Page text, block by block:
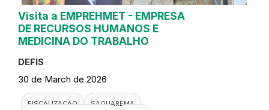
Visita a EMPREHMET - EMPRESA
DE RECURSOS HUMANOS E
MEDICINA DO TRABALHO
DEFIS
30 de March de 2026
FISCALIZACAO
SAQUAREMA